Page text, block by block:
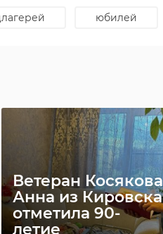
юбилей
Ветеран Косякова
Анна из Кировска
отметила 90-
летие